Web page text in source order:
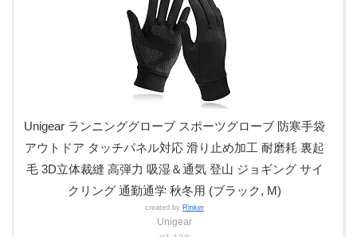
Unigear ランニンググローブ スポーツグローブ 防寒手袋
アウトドア タッチパネル対応 滑り止め加工 耐磨耗 裏起
毛 3D立体裁縫 高弾力 吸湿＆通気 登山 ジョギング サイ
クリング 通勤通学 秋冬用 (ブラック, M)
created by Rinker
Unigear